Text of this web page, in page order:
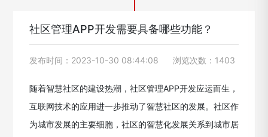
社区管理APP开发需要具备哪些功能？
发布时间：2023-10-30 08:44:08 浏览次数：1403
随着智慧社区的建设热潮，社区管理APP开发应运而生，
互联网技术的应用进一步推动了智慧社区的发展。社区作
为城市发展的主要细胞，社区的智慧化发展关系到城市居